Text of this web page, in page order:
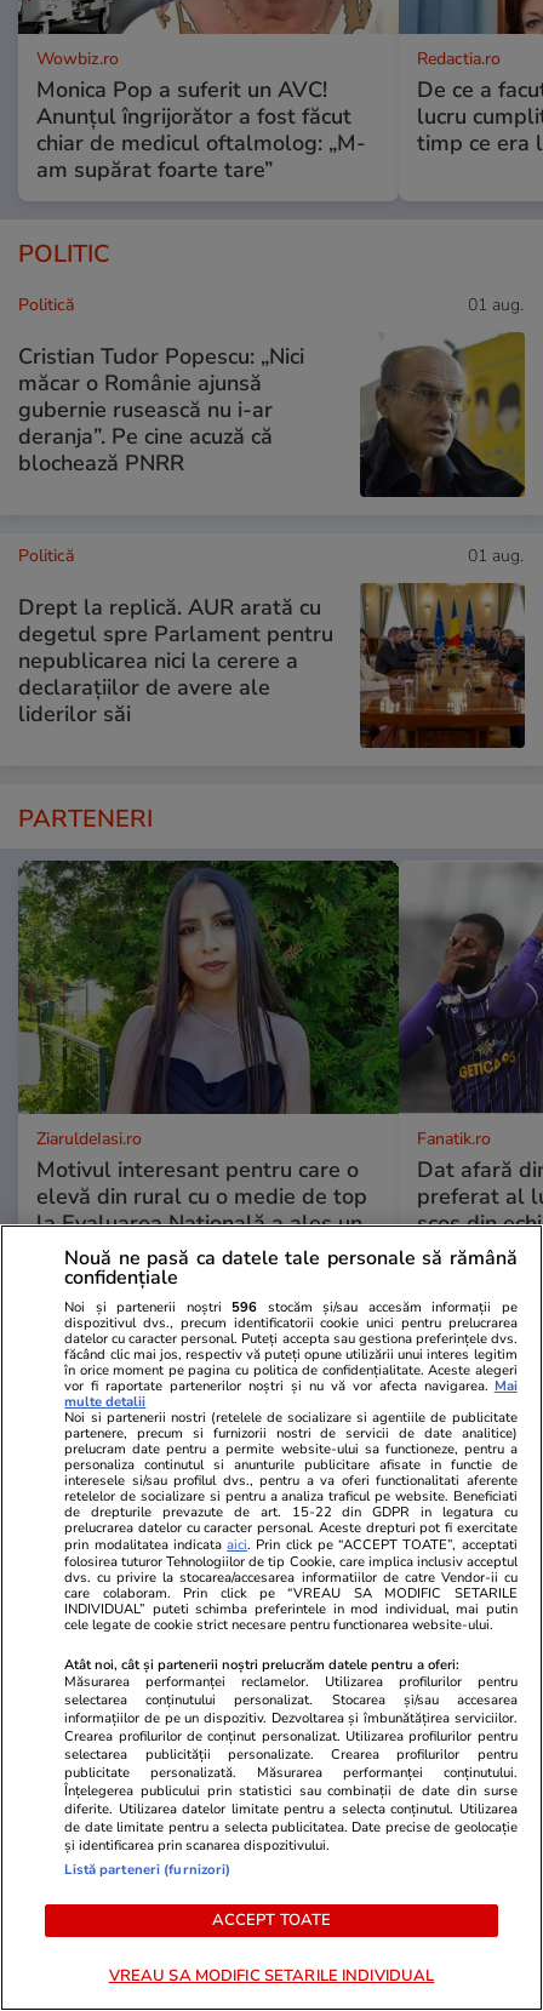
Wowbiz.ro
Monica Pop a suferit un AVC!
Anunțul îngrijorător a fost făcut
chiar de medicul oftalmolog: „M-
am supărat foarte tare”
Redactia.ro
De ce a
lucru
timp ce era
POLITIC
Politică 01 aug.
Cristian Tudor Popescu: „Nici
măcar o Românie ajunsă
gubernie rusească nu i-ar
deranja”. Pe cine acuză că
blochează PNRR
Politică 01 aug.
Drept la replică. AUR arată cu
degetul spre Parlament pentru
nepublicarea nici la cerere a
declarațiilor de avere ale
liderilor săi
PARTENERI
ZiaruldeIasi.ro
Motivul interesant pentru care o
elevă din rural cu o medie de top
la Evaluarea Națională a ales un
liceu tehnologic. „Este o
nebuloasă și pentru noi”
Fanatik.ro
Dat afară
preferat al
scos din
cartonaş!
Vrei să îți fac o rețetă?
ULTIMELE ȘTIRI
Știri Externe 01 aug.
Noul Comintern. Cum recrutează Kremlinul
„socialiști” din SUA și din Marea Britanie
pentru manifestații anti-NATO, acte de sabotaj
și război
Lifestyle 01 aug.
Faimoșii adidași „murdari” care costă o avere
ajung în România: primul magazin se deschide
în București și caută angajați
Nouă ne pasă ca datele tale personale să rămână
confidențiale
Noi și partenerii noștri 596 stocăm și/sau accesăm informații pe
dispozitivul dvs., precum identificatorii cookie unici pentru prelucrarea
datelor cu caracter personal. Puteți accepta sau gestiona preferințele dvs.
făcând clic mai jos, respectiv vă puteți opune utilizării unui interes legitim
în orice moment pe pagina cu politica de confidențialitate. Aceste alegeri
vor fi raportate partenerilor noștri și nu vă vor afecta navigarea. Mai
multe detalii
Noi si partenerii nostri (retelele de socializare si agentiile de publicitate
partenere, precum si furnizorii nostri de servicii de date analitice)
prelucram date pentru a permite website-ului sa functioneze, pentru a
personaliza continutul si anunturile publicitare afisate in functie de
interesele si/sau profilul dvs., pentru a va oferi functionalitati aferente
retelelor de socializare si pentru a analiza traficul pe website. Beneficiati
de drepturile prevazute de art. 15-22 din GDPR in legatura cu
prelucrarea datelor cu caracter personal. Aceste drepturi pot fi exercitate
prin modalitatea indicataaici. Prin click pe “ACCEPT TOATE”, acceptati
folosirea tuturor Tehnologiilor de tip Cookie, care implica inclusiv acceptul
dvs. cu privire la stocarea/accesarea informatiilor de catre Vendor-ii cu
care colaboram. Prin click pe “VREAU SA MODIFIC SETARILE
INDIVIDUAL” puteti schimba preferintele in mod individual, mai putin
cele legate de cookie strict necesare pentru functionarea website-ului.
Atât noi, cât și partenerii noștri prelucrăm datele pentru a oferi:
Măsurarea performanței reclamelor. Utilizarea profilurilor pentru
selectarea conținutului personalizat. Stocarea și/sau accesarea
informațiilor de pe un dispozitiv. Dezvoltarea și îmbunătățirea serviciilor.
Crearea profilurilor de conținut personalizat. Utilizarea profilurilor pentru
selectarea publicității personalizate. Crearea profilurilor pentru
publicitate personalizată. Măsurarea performanței conținutului.
Înțelegerea publicului prin statistici sau combinații de date din surse
diferite. Utilizarea datelor limitate pentru a selecta conținutul. Utilizarea
de date limitate pentru a selecta publicitatea. Date precise de geolocație
și identificarea prin scanarea dispozitivului.
Listă parteneri (furnizori)
ACCEPT TOATE
VREAU SA MODIFIC SETARILE INDIVIDUAL